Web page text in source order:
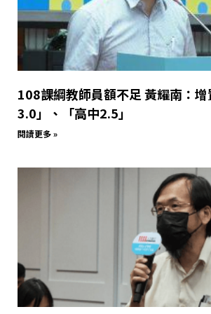
108課綱教師員額不足 黃耀南：
3.0」、「高中2.5」
閱讀更多 »